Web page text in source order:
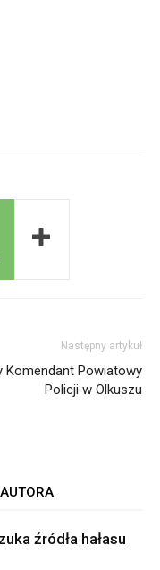
Następny artykuł
Komendant Powiatowy
Policji w Olkuszu
źródła hałasu